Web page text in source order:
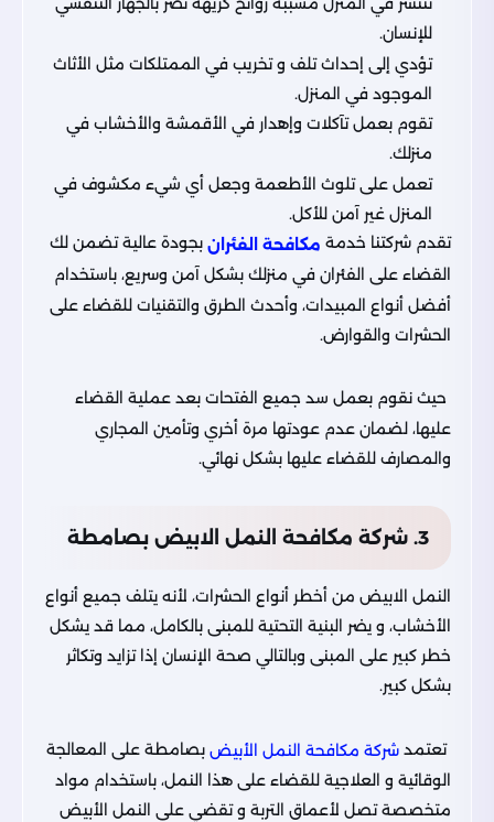
للإنسان.
تؤدي إلى إحداث تلف و تخريب في الممتلكات مثل الأثاث
الموجود في المنزل.
تقوم بعمل تآكلات وإهدار في الأقمشة والأخشاب في
منزلك.
تعمل على تلوث الأطعمة وجعل أي شيء مكشوف في
المنزل غير آمن للأكل.
تقدم شركتنا خدمة مكافحة الفئران بجودة عالية تضمن لك
القضاء على الفئران في منزلك بشكل آمن وسريع، باستخدام
أفضل أنواع المبيدات، وأحدث الطرق والتقنيات للقضاء على
الحشرات والقوارض.
حيث نقوم بعمل سد جميع الفتحات بعد عملية القضاء
عليها، لضمان عدم عودتها مرة أخري وتأمين المجاري
والمصارف للقضاء عليها بشكل نهائي.
3. شركة مكافحة النمل الابيض بصامطة
النمل الابيض من أخطر أنواع الحشرات، لأنه يتلف جميع أنواع
الأخشاب، و يضر البنية التحتية للمبنى بالكامل، مما قد يشكل
خطر كبير على المبنى وبالتالي صحة الإنسان إذا تزايد وتكاثر
بشكل كبير.
تعتمد شركة مكافحة النمل الأبيض بصامطة على المعالجة
الوقائية و العلاجية للقضاء على هذا النمل، باستخدام مواد
متخصصة تصل لأعماق التربة و تقضي على النمل الأبيض